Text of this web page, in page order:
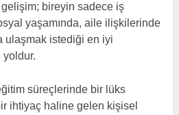
gelişim; bireyin sadece iş
yaşamında, aile ilişkilerinde
ulaşmak istediği en iyi
süreçlerinde bir lüks
ihtiyaç haline gelen kişisel